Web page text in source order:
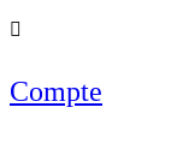

Compte